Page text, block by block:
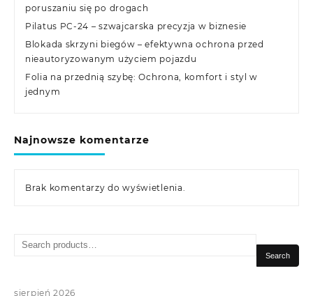
poruszaniu się po drogach
Pilatus PC-24 – szwajcarska precyzja w biznesie
Blokada skrzyni biegów – efektywna ochrona przed
nieautoryzowanym użyciem pojazdu
Folia na przednią szybę: Ochrona, komfort i styl w
jednym
Najnowsze komentarze
Brak komentarzy do wyświetlenia.
Search
Search
sierpień 2026